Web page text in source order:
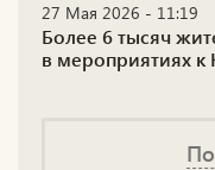
27 Мая 2026 - 11:19
Более 6 тысяч
в мероприятиях к